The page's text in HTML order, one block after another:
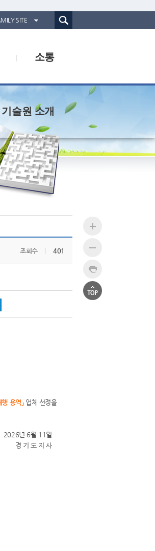
SITE
도동물위생시험소
해양수산자원연구소
통합검색(웹)
소통
기술원 소개
조회수 401
용역」 업체 선정을
2026년 6월 11일
경 기 도 지 사